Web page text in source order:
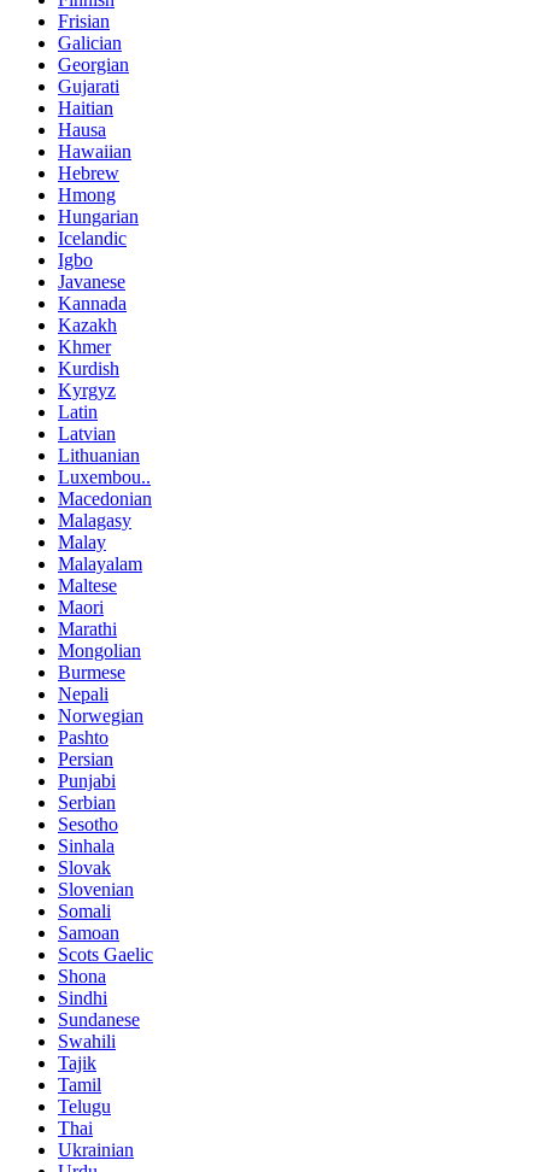
Frisian
Galician
Georgian
Gujarati
Haitian
Hausa
Hawaiian
Hebrew
Hmong
Hungarian
Icelandic
Igbo
Javanese
Kannada
Kazakh
Khmer
Kurdish
Kyrgyz
Latin
Latvian
Lithuanian
Luxembou..
Macedonian
Malagasy
Malay
Malayalam
Maltese
Maori
Marathi
Mongolian
Burmese
Nepali
Norwegian
Pashto
Persian
Punjabi
Serbian
Sesotho
Sinhala
Slovak
Slovenian
Somali
Samoan
Scots Gaelic
Shona
Sindhi
Sundanese
Swahili
Tajik
Tamil
Telugu
Thai
Ukrainian